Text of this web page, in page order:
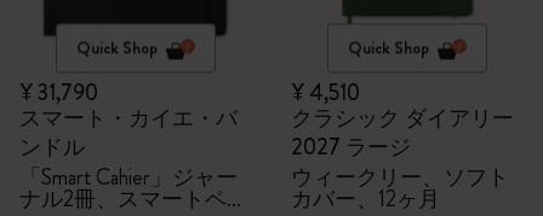
Quick Shop
¥ 31,790
スマート・カイエ・バ
ンドル
「Smart Cahier」ジャー
ナル2冊、スマートペ
Quick Shop
¥ 4,510
クラシック ダイアリー
2027 ラージ
ウィークリー、ソフト
カバー、12ヶ月